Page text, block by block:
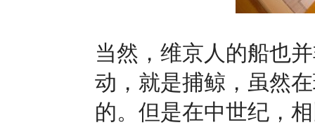
当然，维京人的船也
动，就是捕鲸，虽然
的。但是在中世纪，